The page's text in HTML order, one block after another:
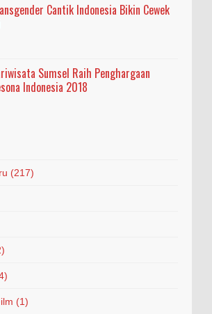
Cantik Indonesia Bikin Cewek
Sumsel Raih Penghargaan
Indonesia 2018
(217)
(1)